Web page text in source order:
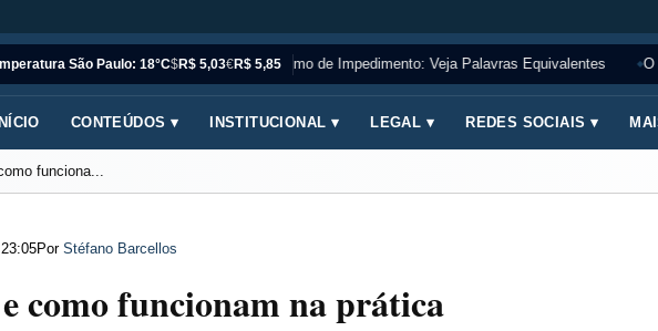
São Paulo: 18°C$R$ 5,03€R$ 5,85
Sinônimo de Impedimento: Veja Palavras Equivalentes O
INÍCIO CONTEÚDOS ▾ INSTITUCIONAL ▾ LEGAL ▾ REDES SOCIAIS ▾
funciona...
Por Stéfano Barcellos
como funcionam na prática